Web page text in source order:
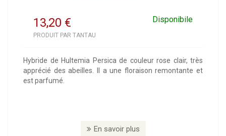
13,20 Disponibile
€
PRODUIT PAR TANTAU
Hybride de Hultemia Persica de couleur rose clair, très
apprécié des abeilles. Il a une floraison remontante et
est parfumé.
En savoir plus